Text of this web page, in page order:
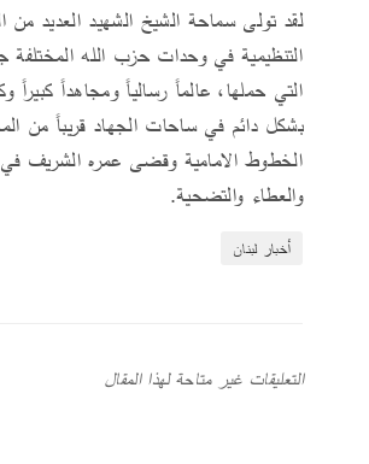
لقد تولى سماحة الشيخ الشهيد العديد من
التنظيمية في وحدات حزب الله المختلفة
التي حملها، عالماً رسالياً ومجاهداً كبيراً
بشكل دائم في ساحات الجهاد قريباً من
الخطوط الامامية وقضى عمره الشريف في
والعطاء والتضحية.
أخبار لبنان
التعليقات غير متاحة لهذا المقال